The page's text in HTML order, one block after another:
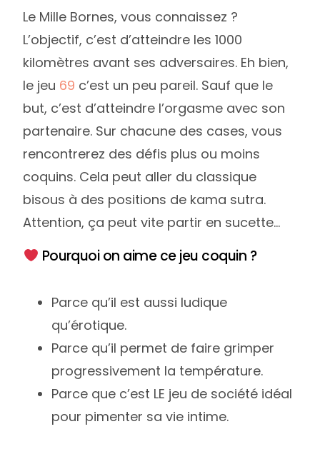
Le Mille Bornes, vous connaissez ?
L’objectif, c’est d’atteindre les 1000
kilomètres avant ses adversaires. Eh bien,
le jeu 69 c’est un peu pareil. Sauf que le
but, c’est d’atteindre l’orgasme avec son
partenaire. Sur chacune des cases, vous
rencontrerez des défis plus ou moins
coquins. Cela peut aller du classique
bisous à des positions de kama sutra.
Attention, ça peut vite partir en sucette…
Pourquoi on aime ce jeu coquin ?
Parce qu’il est aussi ludique
qu’érotique.
Parce qu’il permet de faire grimper
progressivement la température.
Parce que c’est LE jeu de société idéal
pour pimenter sa vie intime.